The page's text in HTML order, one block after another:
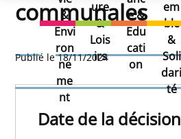
&
Envi
ron
ne
me
nt
ure
&
Lois
irs
e &
Edu
cati
on
em
ble
&
Soli
dari
té
communales
Règlement
subventions
Publié le 18/11/2024
Date de la